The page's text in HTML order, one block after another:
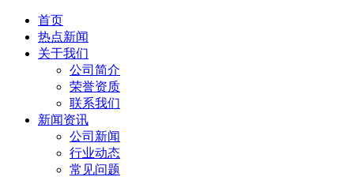
首页
热点新闻
关于我们
公司简介
荣誉资质
联系我们
新闻资讯
公司新闻
行业动态
常见问题